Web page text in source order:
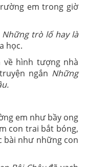
em trong giờ
Những trò lố hay là
học.
về hình tượng nhà
ngắn Những
em như bầy ong
con trai bắt bóng,
bài như những con